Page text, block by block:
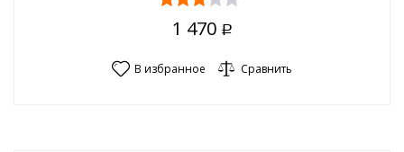
1 470 Р
В избранное Сравнить